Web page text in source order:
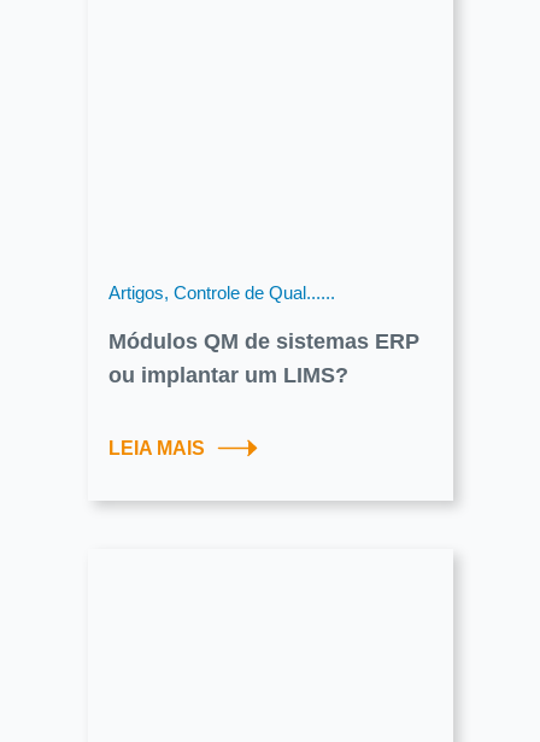
Artigos, Controle de Qual......
Módulos QM de sistemas ERP
ou implantar um LIMS?
LEIA MAIS